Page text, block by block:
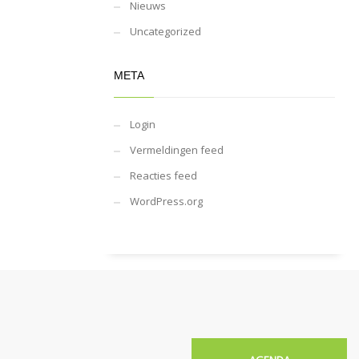
Nieuws
Uncategorized
META
Login
Vermeldingen feed
Reacties feed
WordPress.org